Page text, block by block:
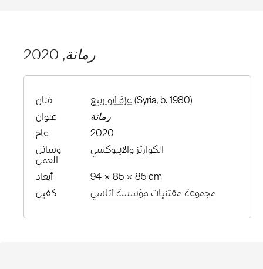
رمانة, 2020
فنان عزة أبو ربيع (Syria, b. 1980)
عنوان
رمانة
عام
2020
وسائل
العمل
الكوارتز والايبوكسي
أبعاد
94 × 85 × 85 cm
كفيل
مجموعة مقتنيات مؤسسة أتاسي